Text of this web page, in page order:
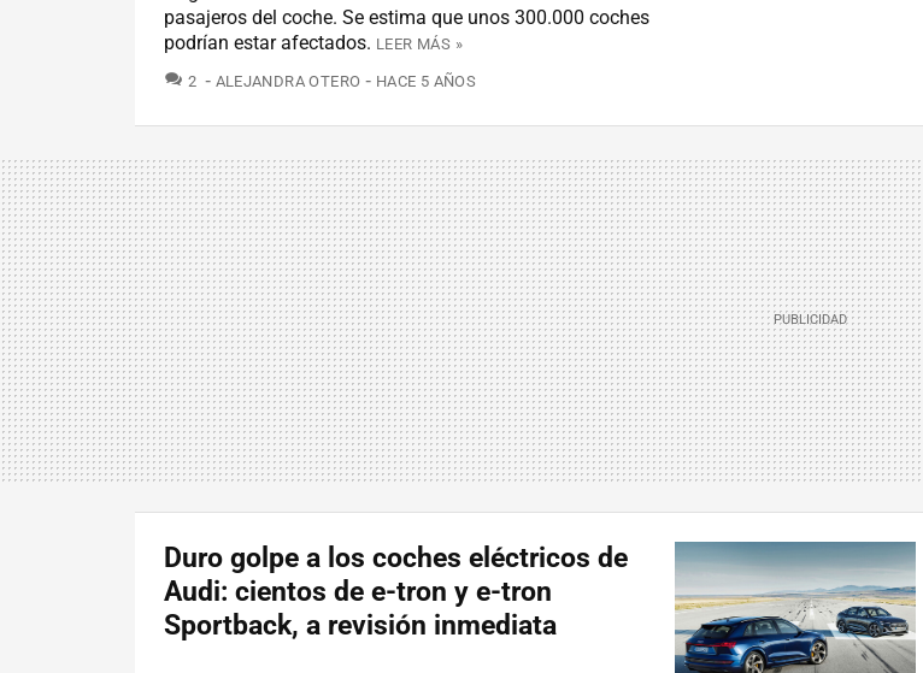
pasajeros del coche. Se estima que unos 300.000 coches
podrían estar afectados. LEER MÁS »
2 COMENTARIOS
ALEJANDRA OTERO HACE 5 AÑOS
Duro golpe a los coches eléctricos de
Audi: cientos de e-tron y e-tron
Sportback, a revisión inmediata